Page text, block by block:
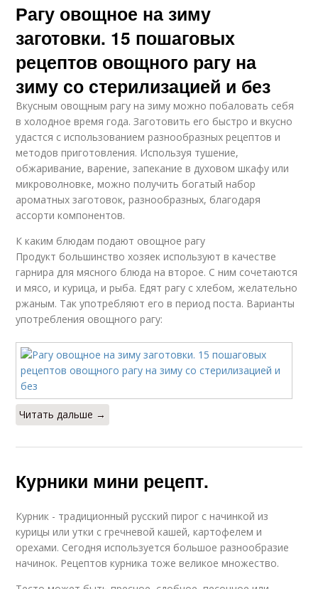
Рагу овощное на зиму
заготовки. 15 пошаговых
рецептов овощного рагу на
зиму со стерилизацией и без
Вкусным овощным рагу на зиму можно побаловать себя
в холодное время года. Заготовить его быстро и вкусно
удастся с использованием разнообразных рецептов и
методов приготовления. Используя тушение,
обжаривание, варение, запекание в духовом шкафу или
микроволновке, можно получить богатый набор
ароматных заготовок, разнообразных, благодаря
ассорти компонентов.
К каким блюдам подают овощное рагу
Продукт большинство хозяек используют в качестве
гарнира для мясного блюда на второе. С ним сочетаются
и мясо, и курица, и рыба. Едят рагу с хлебом, желательно
ржаным. Так употребляют его в период поста. Варианты
употребления овощного рагу:
Читать дальше →
Курники мини рецепт.
Курник - традиционный русский пирог с начинкой из
курицы или утки с гречневой кашей, картофелем и
орехами. Сегодня используется большое разнообразие
начинок. Рецептов курника тоже великое множество.